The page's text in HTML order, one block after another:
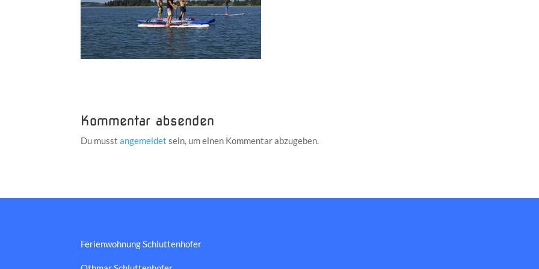
Kommentar absenden
Du musstangemeldet sein, um einen Kommentar abzugeben.
Ferienwohnung Schluttenhofer